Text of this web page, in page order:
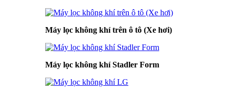
Máy lọc không khí trên ô tô (Xe hơi)
Máy lọc không khí Stadler Form